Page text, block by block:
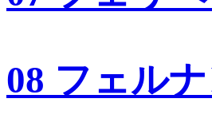
08 フェル